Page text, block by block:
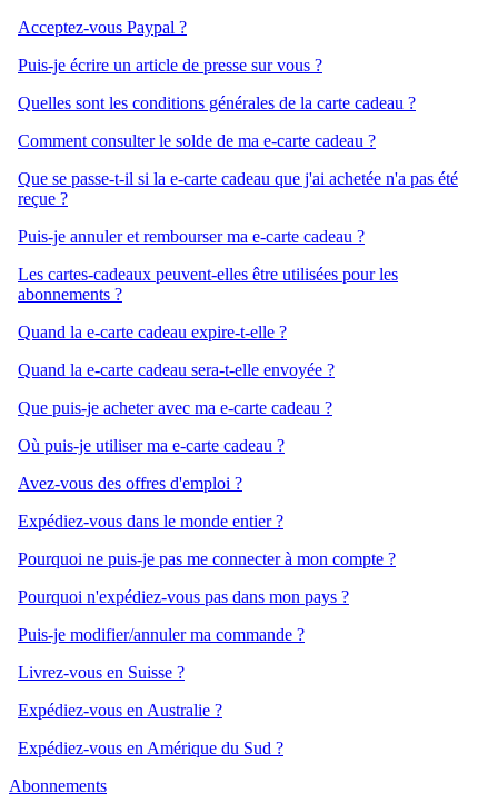
Acceptez-vous Paypal ?
Puis-je écrire un article de presse sur vous ?
Quelles sont les conditions générales de la carte cadeau ?
Comment consulter le solde de ma e-carte cadeau ?
Que se passe-t-il si la e-carte cadeau que j'ai achetée n'a pas été
reçue ?
Puis-je annuler et rembourser ma e-carte cadeau ?
Les cartes-cadeaux peuvent-elles être utilisées pour les
abonnements ?
Quand la e-carte cadeau expire-t-elle ?
Quand la e-carte cadeau sera-t-elle envoyée ?
Que puis-je acheter avec ma e-carte cadeau ?
Où puis-je utiliser ma e-carte cadeau ?
Avez-vous des offres d'emploi ?
Expédiez-vous dans le monde entier ?
Pourquoi ne puis-je pas me connecter à mon compte ?
Pourquoi n'expédiez-vous pas dans mon pays ?
Puis-je modifier/annuler ma commande ?
Livrez-vous en Suisse ?
Expédiez-vous en Australie ?
Expédiez-vous en Amérique du Sud ?
Abonnements